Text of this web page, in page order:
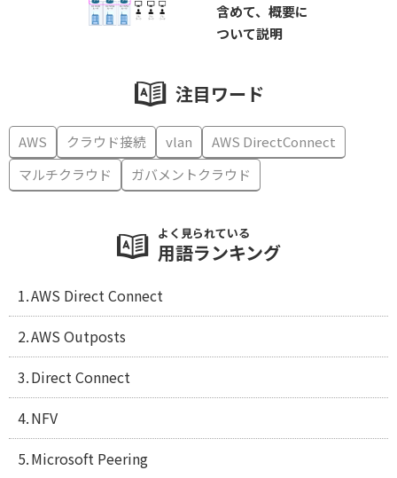
含めて、概要に
ついて説明
注目ワード
AWS クラウド接続 vlan
AWS DirectConnect
マルチクラウド
ガバメントクラウド
よく見られている
用語ランキング
AWS Direct Connect
AWS Outposts
Direct Connect
NFV
Microsoft Peering